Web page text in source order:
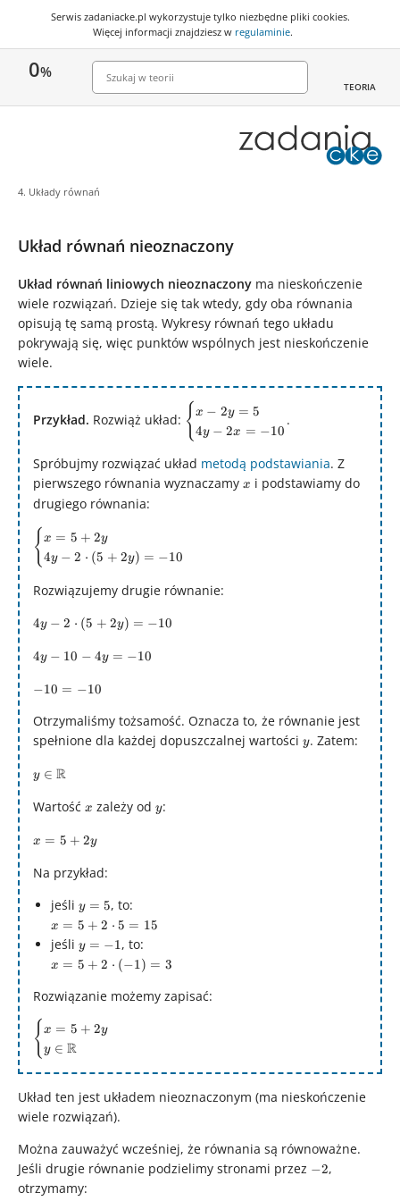
Serwis zadaniacke.pl wykorzystuje tylko niezbędne pliki cookies.
Więcej informacji znajdziesz w regulaminie.
0%
TEORIA
4. Układy równań
Układ równań nieoznaczony
Układ równań liniowych nieoznaczony ma nieskończenie
wiele rozwiązań. Dzieje się tak wtedy, gdy oba równania
opisują tę samą prostą. Wykresy równań tego układu
pokrywają się, więc punktów wspólnych jest nieskończenie
wiele.
Przykład. Rozwiąż układ:
\begin{cases}
x - 2y = 5 \\
4y -2x = -10
\end{cases}
{ x − 2y = 5
4y − 2x = −10
.
Spróbujmy rozwiązać układ metodą podstawiania. Z
pierwszego równania wyznaczamy x
x i podstawiamy do
drugiego równania:
\begin{cases}
x = 5 + 2y \\
+ 2y) = -10
{ x = 5 + 2y
4y − 2 ⋅ (5 + 2y) = −10
Rozwiązujemy drugie równanie:
4y
(5 +
-10
4y − 2 ⋅ (5 + 2y) = −10
4y
-
=
-10
4y − 10 − 4y = −10
-10
-10
−10 = −10
Otrzymaliśmy tożsamość. Oznacza to, że równanie jest
spełnione dla każdej dopuszczalnej wartości y
y. Zatem:
y \in
y ∈ R
Wartość x
x zależy od y
y:
x
5
x = 5 + 2y
Na przykład:
jeśli y
=
y = 5, to:
x = 5
+
2\cdot
5 = 15
x = 5 + 2 ⋅ 5 = 15
jeśli y
=
y = −1 , to:
x = 5
2\cdot
3
x = 5 + 2 ⋅ (−1 ) = 3
Rozwiązanie możemy zapisać:
\begin{cases}
x = 5 + 2y \\
\end{cases}
{ x = 5 + 2y
y ∈ R
Układ ten jest układem nieoznaczonym (ma nieskończenie
wiele rozwiązań).
Można zauważyć wcześniej, że równania są równoważne.
Jeśli drugie równanie podzielimy stronami przez -2
−2,
otrzymamy: